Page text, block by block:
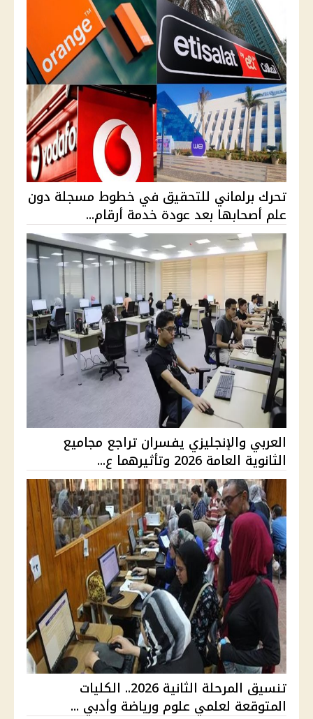
تحرك برلماني للتحقيق في خطوط مسجلة دون
علم أصحابها بعد عودة خدمة أرقام...
العربي والإنجليزي يفسران تراجع مجاميع
الثانوية العامة 2026 وتأثيرهما ع...
تنسيق المرحلة الثانية 2026.. الكليات
المتوقعة لعلمي علوم ورياضة وأدبي ...